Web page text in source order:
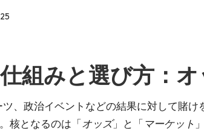
組みと選び方：
、政治イベントなどの結果に対して賭
核となるのは「オッズ」と「マーケット